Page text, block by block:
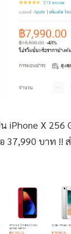
iPhone X 256
37,990 บาท !!